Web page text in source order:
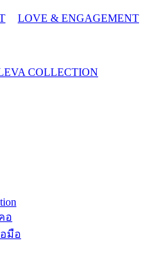
LOVE & ENGAGEMENT
COLLECTION
อ
มือ